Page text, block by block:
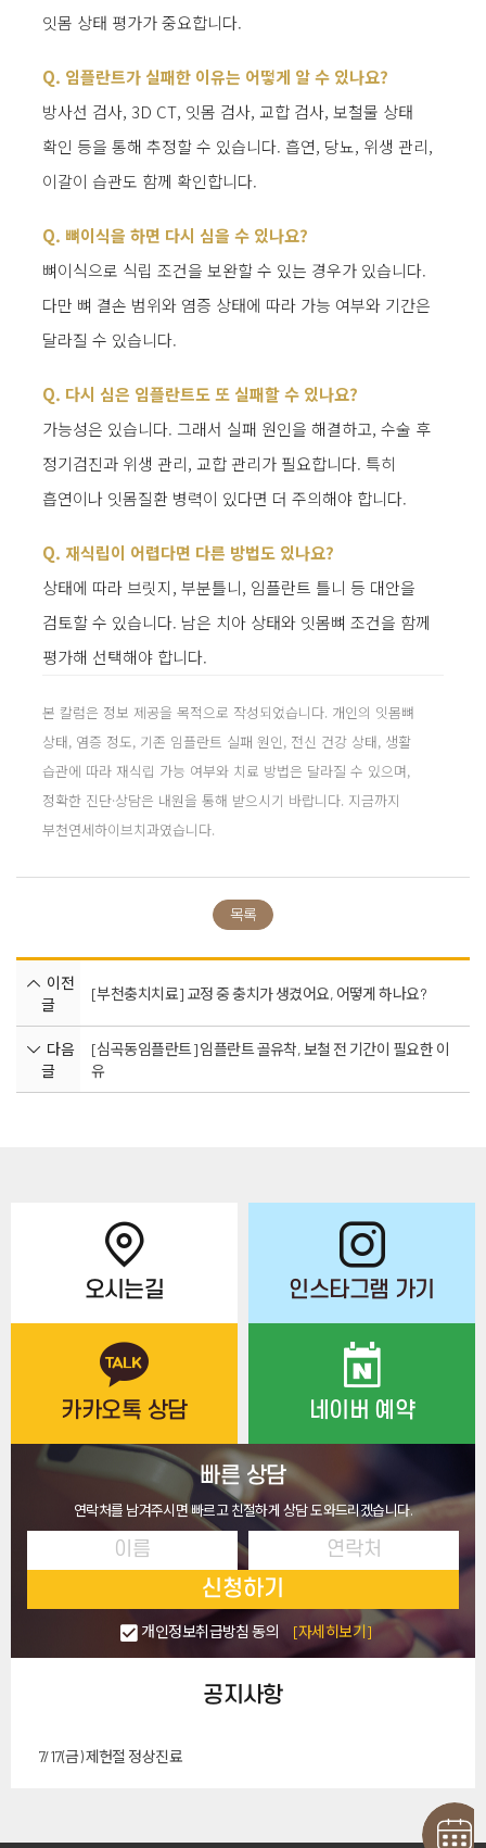
잇몸 상태 평가가 중요합니다.
Q. 임플란트가 실패한 이유는 어떻게 알 수 있나요?
방사선 검사, 3D CT, 잇몸 검사, 교합 검사, 보철물 상태
확인 등을 통해 추정할 수 있습니다. 흡연, 당뇨, 위생 관리,
이갈이 습관도 함께 확인합니다.
Q. 뼈이식을 하면 다시 심을 수 있나요?
뼈이식으로 식립 조건을 보완할 수 있는 경우가 있습니다.
다만 뼈 결손 범위와 염증 상태에 따라 가능 여부와 기간은
달라질 수 있습니다.
Q. 다시 심은 임플란트도 또 실패할 수 있나요?
가능성은 있습니다. 그래서 실패 원인을 해결하고, 수술 후
정기검진과 위생 관리, 교합 관리가 필요합니다. 특히
흡연이나 잇몸질환 병력이 있다면 더 주의해야 합니다.
Q. 재식립이 어렵다면 다른 방법도 있나요?
상태에 따라 브릿지, 부분틀니, 임플란트 틀니 등 대안을
검토할 수 있습니다. 남은 치아 상태와 잇몸뼈 조건을 함께
평가해 선택해야 합니다.
본 칼럼은 정보 제공을 목적으로 작성되었습니다. 개인의 잇몸뼈
상태, 염증 정도, 기존 임플란트 실패 원인, 전신 건강 상태, 생활
습관에 따라 재식립 가능 여부와 치료 방법은 달라질 수 있으며,
정확한 진단·상담은 내원을 통해 받으시기 바랍니다. 지금까지
부천연세하이브치과였습니다.
목록
이전
글
[부천충치치료] 교정 중 충치가 생겼어요, 어떻게 하나요?
다음
글
[심곡동임플란트] 임플란트 골유착, 보철 전 기간이 필요한 이
유
공지사항
7/17(금) 제헌절 정상진료
오시는길 인스타그램 가기
카카오톡 상담 네이버 예약
빠른 상담
연락처를 남겨주시면 빠르고 친절하게 상담 도와드리겠습니다.
신청하기
개인정보취급방침 동의 [자세히보기]